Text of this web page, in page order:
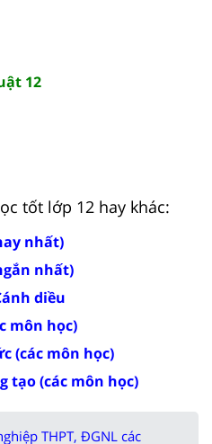
12
tốt lớp 12 hay khác:
nhất)
nhất)
diều
môn học)
(các môn học)
tạo (các môn học)
THPT, ĐGNL các